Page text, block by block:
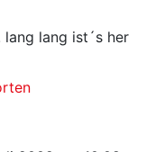
lang lang ist´s her